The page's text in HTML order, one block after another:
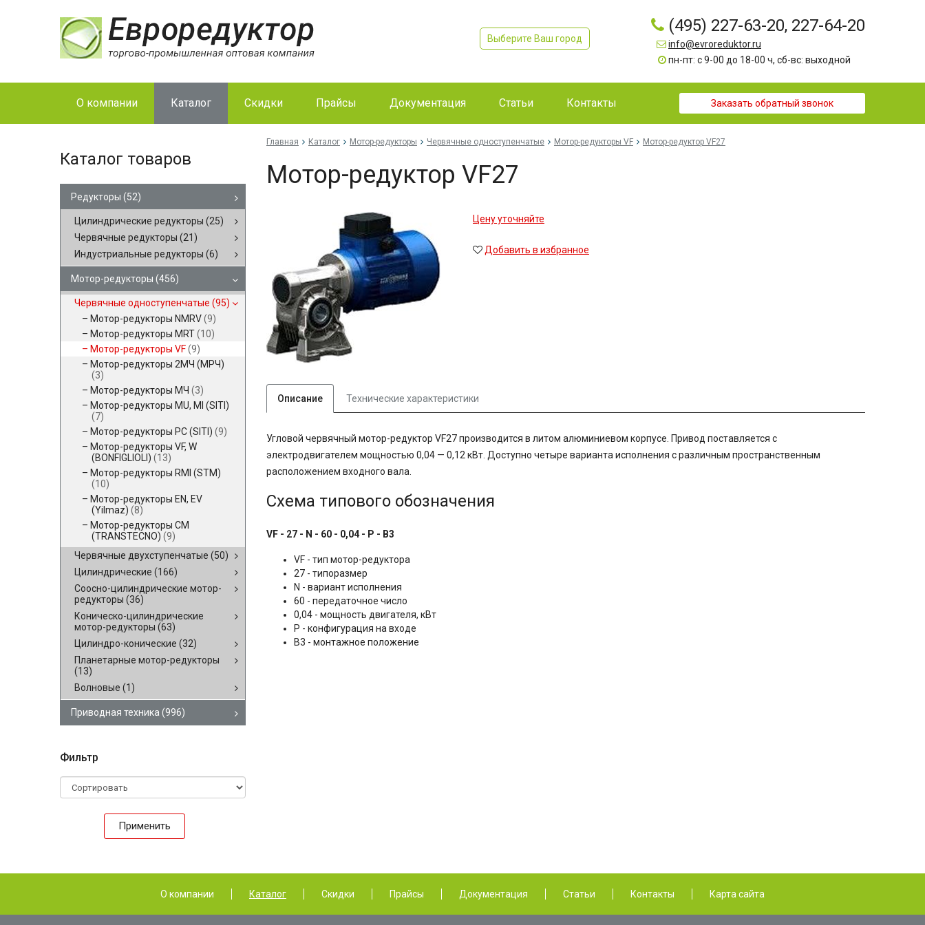
Выберите Ваш город
(495) 227-63-20, 227-64-20
info@evroreduktor.ru
пн-пт: с 9-00 до 18-00 ч, сб-вс: выходной
О компании Каталог Скидки Прайсы Документация Статьи Контакты Заказать обратный звонок
Каталог товаров
Редукторы (52)
Цилиндрические редукторы (25)
Червячные редукторы (21)
Индустриальные редукторы (6)
Мотор-редукторы (456)
Червячные одноступенчатые (95)
Мотор-редукторы NMRV(9)
Мотор-редукторы MRT(10)
Мотор-редукторы VF(9)
Мотор-редукторы 2МЧ (МРЧ)
(3)
Мотор-редукторы МЧ (3)
Мотор-редукторы MU, MI (SITI)
(7)
Мотор-редукторы PC (SITI) (9)
Мотор-редукторы VF, W
(BONFIGLIOLI) (13)
Мотор-редукторы RMI (STM)
(10)
Мотор-редукторы EN, EV
(Yilmaz) (8)
Мотор-редукторы CM
(TRANSTECNO) (9)
Червячные двухступенчатые (50)
Цилиндрические (166)
Соосно-цилиндрические мотор-
редукторы (36)
Коническо-цилиндрические
мотор-редукторы (63)
Цилиндро-конические (32)
Планетарные мотор-редукторы
(13)
Волновые (1)
Приводная техника (996)
Фильтр
Применить
Главная Каталог Мотор-редукторы Червячные одноступенчатые Мотор-редукторы VF Мотор-редуктор VF27
Мотор-редуктор VF27
Цену уточняйте
Добавить в избранное
Описание Технические характеристики
Угловой червячный мотор-редуктор VF27 производится в литом алюминиевом корпусе. Привод поставляется с
электродвигателем мощностью 0,04 — 0,12 кВт. Доступно четыре варианта исполнения с различным пространственным
расположением входного вала.
Схема типового обозначения
VF - 27 - N - 60 - 0,04 - P - B3
VF - тип мотор-редуктора
27 - типоразмер
N - вариант исполнения
60 - передаточное число
0,04 - мощность двигателя, кВт
P - конфигурация на входе
B3 - монтажное положение
О компании Каталог Скидки Прайсы Документация Статьи Контакты Карта сайта